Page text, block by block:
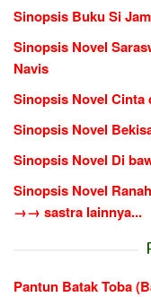
Sinopsis Buku Si
Sinopsis Novel
Navis
Sinopsis Novel Cinta
Sinopsis Novel
Sinopsis Novel Di
Sinopsis Novel
→→ sastra lainnya...
Pantun Batak Toba